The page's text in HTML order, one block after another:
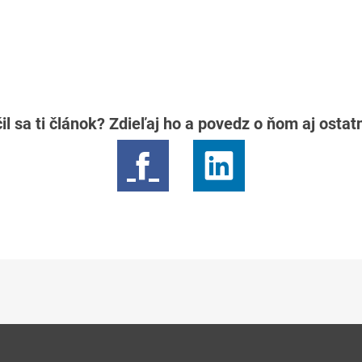
sa ti článok? Zdieľaj ho a povedz o ňom aj